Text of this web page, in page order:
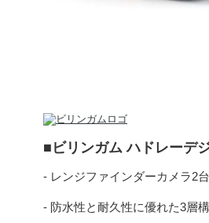
■ビリンガム ハドレーデ
- レンジファインダーカメラ2
- 防水性と耐久性に優れた3層